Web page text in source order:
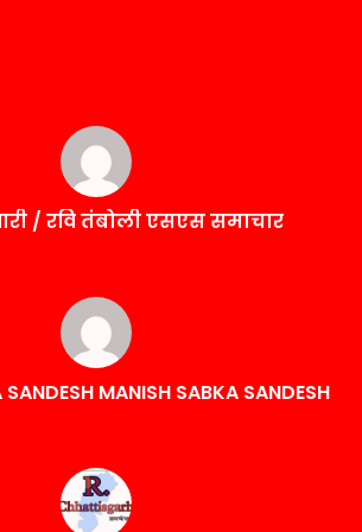
/ रवि तंबोली एसएस समाचार
MANISH SABKA SANDESH